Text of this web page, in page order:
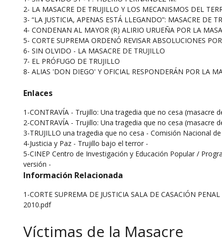
2- LA MASACRE DE TRUJILLO Y LOS MECANISMOS DEL
3- “LA JUSTICIA, APENAS ESTÁ LLEGANDO”: MASACRE DE
4- CONDENAN AL MAYOR (R) ALIRIO URUEÑA POR LA
5- CORTE SUPREMA ORDENÓ REVISAR ABSOLUCIONES
6- SIN OLVIDO - LA MASACRE DE TRUJILLO
7- EL PRÓFUGO DE TRUJILLO
8- ALIAS 'DON DIEGO' Y OFICIAL RESPONDERÁN POR LA
Enlaces
1-CONTRAVÍA - Trujillo: Una tragedia que no cesa (masacre
2-CONTRAVÍA - Trujillo: Una tragedia que no cesa (masacre
3-TRUJILLO una tragedia que no cesa - Comisión Nacional
4-Justicia y Paz - Trujillo bajo el terror -
5-CINEP Centro de Investigación y Educación Popular /
versión -
Información Relacionada
1-CORTE SUPREMA DE JUSTICIA SALA DE CASACIÓN
2010.pdf
Víctimas de la Masacre